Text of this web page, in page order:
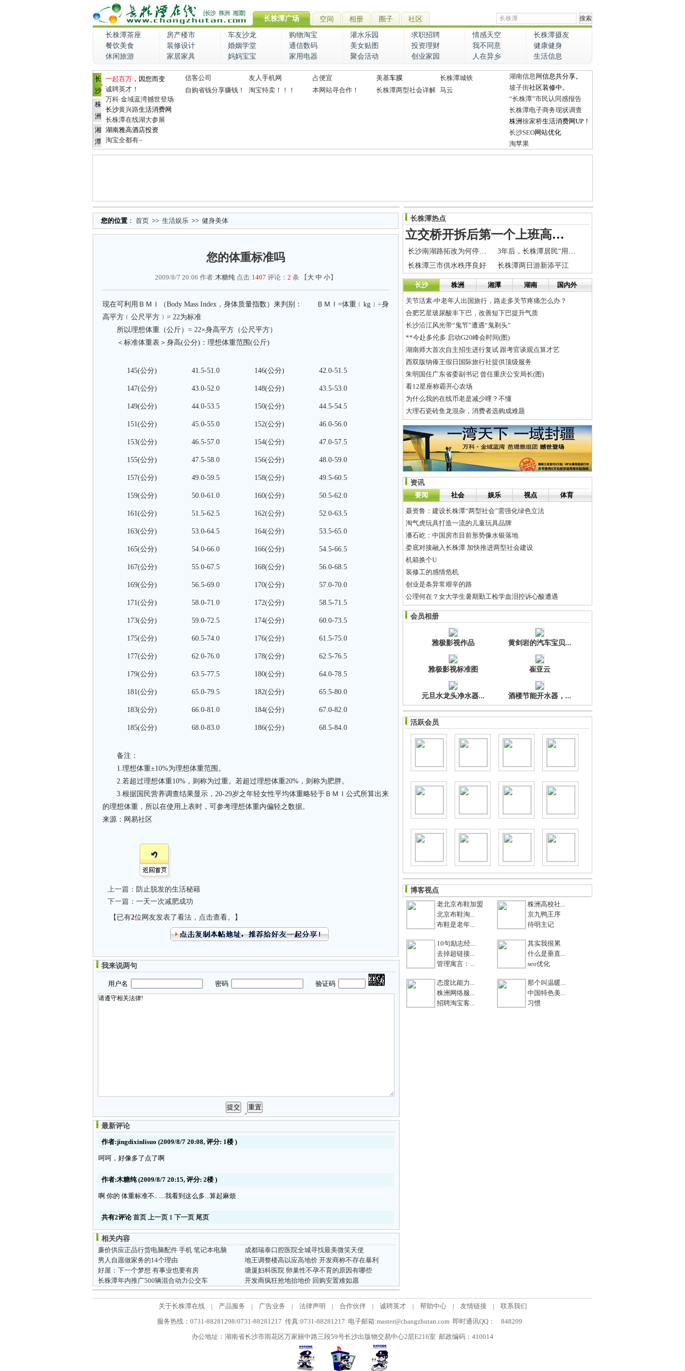
长株潭广场 空间 相册 圈子 社区
长株潭茶座 房产楼市 车友沙龙 购物淘宝 灌水乐园 求职招聘 情感天空
长株潭摄友
餐饮美食
装修设计 婚姻学堂 通信数码 美女贴图 投资理财 我不同意
健康健身
休闲旅游
家居家具 妈妈宝宝 家用电器 聚会活动 创业家园 人在异乡 生活信息
长
沙
株
洲
湘
潭
一起百万 ，因您而变
诚聘英才！
万科·金域蓝湾撼世登场
长沙黄兴路生活消费网
长株潭在线湖大参展
湖南雅高酒店投资
淘宝全都有~
信客公司 友人手机网 占便宜 美基车膜
长株潭城铁
自购省钱分享赚钱！
淘宝特卖！！！ 本网站寻合作！ 长株潭两型社会详解 马云
湖南信息网信息共分享。
坡子街社区装修中。
“长株潭”市民认同感报告
长株潭电子商务现状调查
株洲徐家桥生活消费网UP！
长沙SEO网站优化
淘苹果
您的位置 ： 首页 >> 生活娱乐 >> 健身美体
您的体重标准吗
2009/8/7 20:06 作者:木糖纯点击:1407 评论： 2 条 【 大 中 小】
现在可利用ＢＭＩ（Body Mass Index，身体质量指数）来判别： ＢＭＩ=体重﹝kg﹞÷身
高平方﹝公尺平方﹞= 22为标准
所以理想体重（公斤）= 22×身高平方（公尺平方）
＜标准体重表＞身高(公分)：理想体重范围(公斤)
145(公分) 41.5-51.0 146(公分) 42.0-51.5
147(公分) 43.0-52.0 148(公分) 43.5-53.0
149(公分) 44.0-53.5 150(公分) 44.5-54.5
151(公分) 45.0-55.0 152(公分) 46.0-56.0
153(公分) 46.5-57.0 154(公分) 47.0-57.5
155(公分) 47.5-58.0 156(公分) 48.0-59.0
157(公分) 49.0-59.5 158(公分) 49.5-60.5
159(公分) 50.0-61.0 160(公分) 50.5-62.0
161(公分) 51.5-62.5 162(公分) 52.0-63.5
163(公分) 53.0-64.5 164(公分) 53.5-65.0
165(公分) 54.0-66.0 166(公分) 54.5-66.5
167(公分) 55.0-67.5 168(公分) 56.0-68.5
169(公分) 56.5-69.0 170(公分) 57.0-70.0
171(公分) 58.0-71.0 172(公分) 58.5-71.5
173(公分) 59.0-72.5 174(公分) 60.0-73.5
175(公分) 60.5-74.0 176(公分) 61.5-75.0
177(公分) 62.0-76.0 178(公分) 62.5-76.5
179(公分) 63.5-77.5 180(公分) 64.0-78.5
181(公分) 65.0-79.5 182(公分) 65.5-80.0
183(公分) 66.0-81.0 184(公分) 67.0-82.0
185(公分) 68.0-83.0 186(公分) 68.5-84.0
备注：
1.理想体重±10%为理想体重范围。
2.若超过理想体重10%，则称为过重。若超过理想体重20%，则称为肥胖。
3.根据国民营养调查结果显示，20-29岁之年轻女性平均体重略轻于ＢＭＩ公式所算出来
的理想体重，所以在使用上表时，可参考理想体重内偏轻之数据。
来源：网易社区
上一篇： 防止脱发的生活秘籍
下一篇： 一天一次减肥成功
【已有2位网友发表了看法，点击查看。】
我来说两句
用户名 密码 验证码
最新评论
作者:jingdixinlisuo (2009/8/7 20:08, 评分: 1楼 )
呵呵，好像多了点了啊
作者:木糖纯(2009/8/7 20:15, 评分: 2楼 )
啊 你的 体重标准不.. ....我看到这么多...算起麻烦
共有2评论首页 上一页 1 下一页 尾页
相关内容
廉价供应正品行货电脑配件 手机 笔记本电脑
成都瑞泰口腔医院全城寻找最美微笑天使
男人自愿做家务的14个理由
地王调整楼高以应高地价 开发商称不存在暴利
好屋：下一个梦想 有事业也要有房
塘厦妇科医院 卵巢性不孕不育的原因有哪些
长株潭年内推广500辆混合动力公交车
开发商疯狂抢地抬地价 回购安置难如愿
长株潭热点
立交桥开拆后第一个上班高峰 五一广场周边现三大堵点
长沙南湖路拓改为何停工：和过江隧道规划撞了车
3年后，长株潭居民“用水多价更高”
长株潭三市供水秩序良好
长株潭两日游新添平江
长沙 株洲 湘潭 湖南 国内外
关节活素-中老年人出国旅行，路走多关节疼痛怎么办？
合肥艺星玻尿酸丰下巴，改善短下巴提升气质
长沙沿江风光带“鬼节”遭遇“鬼剃头”
**今赴多伦多 启动G20峰会时间(图)
湖南师大首次自主招生进行复试 跟考官谈观点算才艺
西双版纳傣王假日国际旅行社提供顶级服务
朱明国任广东省委副书记 曾任重庆公安局长(图)
看12星座称霸开心农场
为什么我的在线币老是减少哩？不懂
大理石瓷砖鱼龙混杂，消费者选购成难题
资讯
要闻
社会 娱乐 视点 体育
聂资鲁：建设长株潭“两型社会”需强化绿色立法
淘气虎玩具打造一流的儿童玩具品牌
潘石屹：中国房市目前形势像水银落地
娄底对接融入长株潭 加快推进两型社会建设
机箱换个U
装修工的感情危机
创业是条异常艰辛的路
公理何在？女大学生暑期勤工检学血泪控诉心酸遭遇
高度怀疑我暗恋的女同事非地球生物，极度纠结中。。。
关于长株潭电话升位并网预演的公告
会员相册
雅极影视作品 黄剑岩的汽车宝贝...
雅极影视标准图 崔亚云
元旦水龙头净水器... 酒楼节能开水器，...
活跃会员
博客视点
老北京布鞋加盟
北京布鞋淘...
布鞋是老年...
株洲高校社...
京九鸭王序
待明主记
10句励志经...
去掉超链接...
管理寓言：...
其实我很累
什么是垂直...
seo优化
态度比能力...
株洲网络服...
招聘淘宝客...
那个叫温暖...
中国特色美...
习惯
关于长株潭在线 | 产品服务 | 广告业务 | 法律声明 | 合作伙伴 | 诚聘英才 | 帮助中心 | 友情链接 |
联系我们
服务热线：0731-88281298/0731-88281217 传真:0731-88281217 电子邮箱:master@changzhutan.com 即时通讯QQ：
848209
办公地址：湖南省长沙市雨花区万家丽中路三段59号长沙出版物交易中心2层E216室 邮政编码：410014